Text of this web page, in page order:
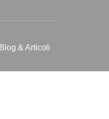
Blog & Articoli